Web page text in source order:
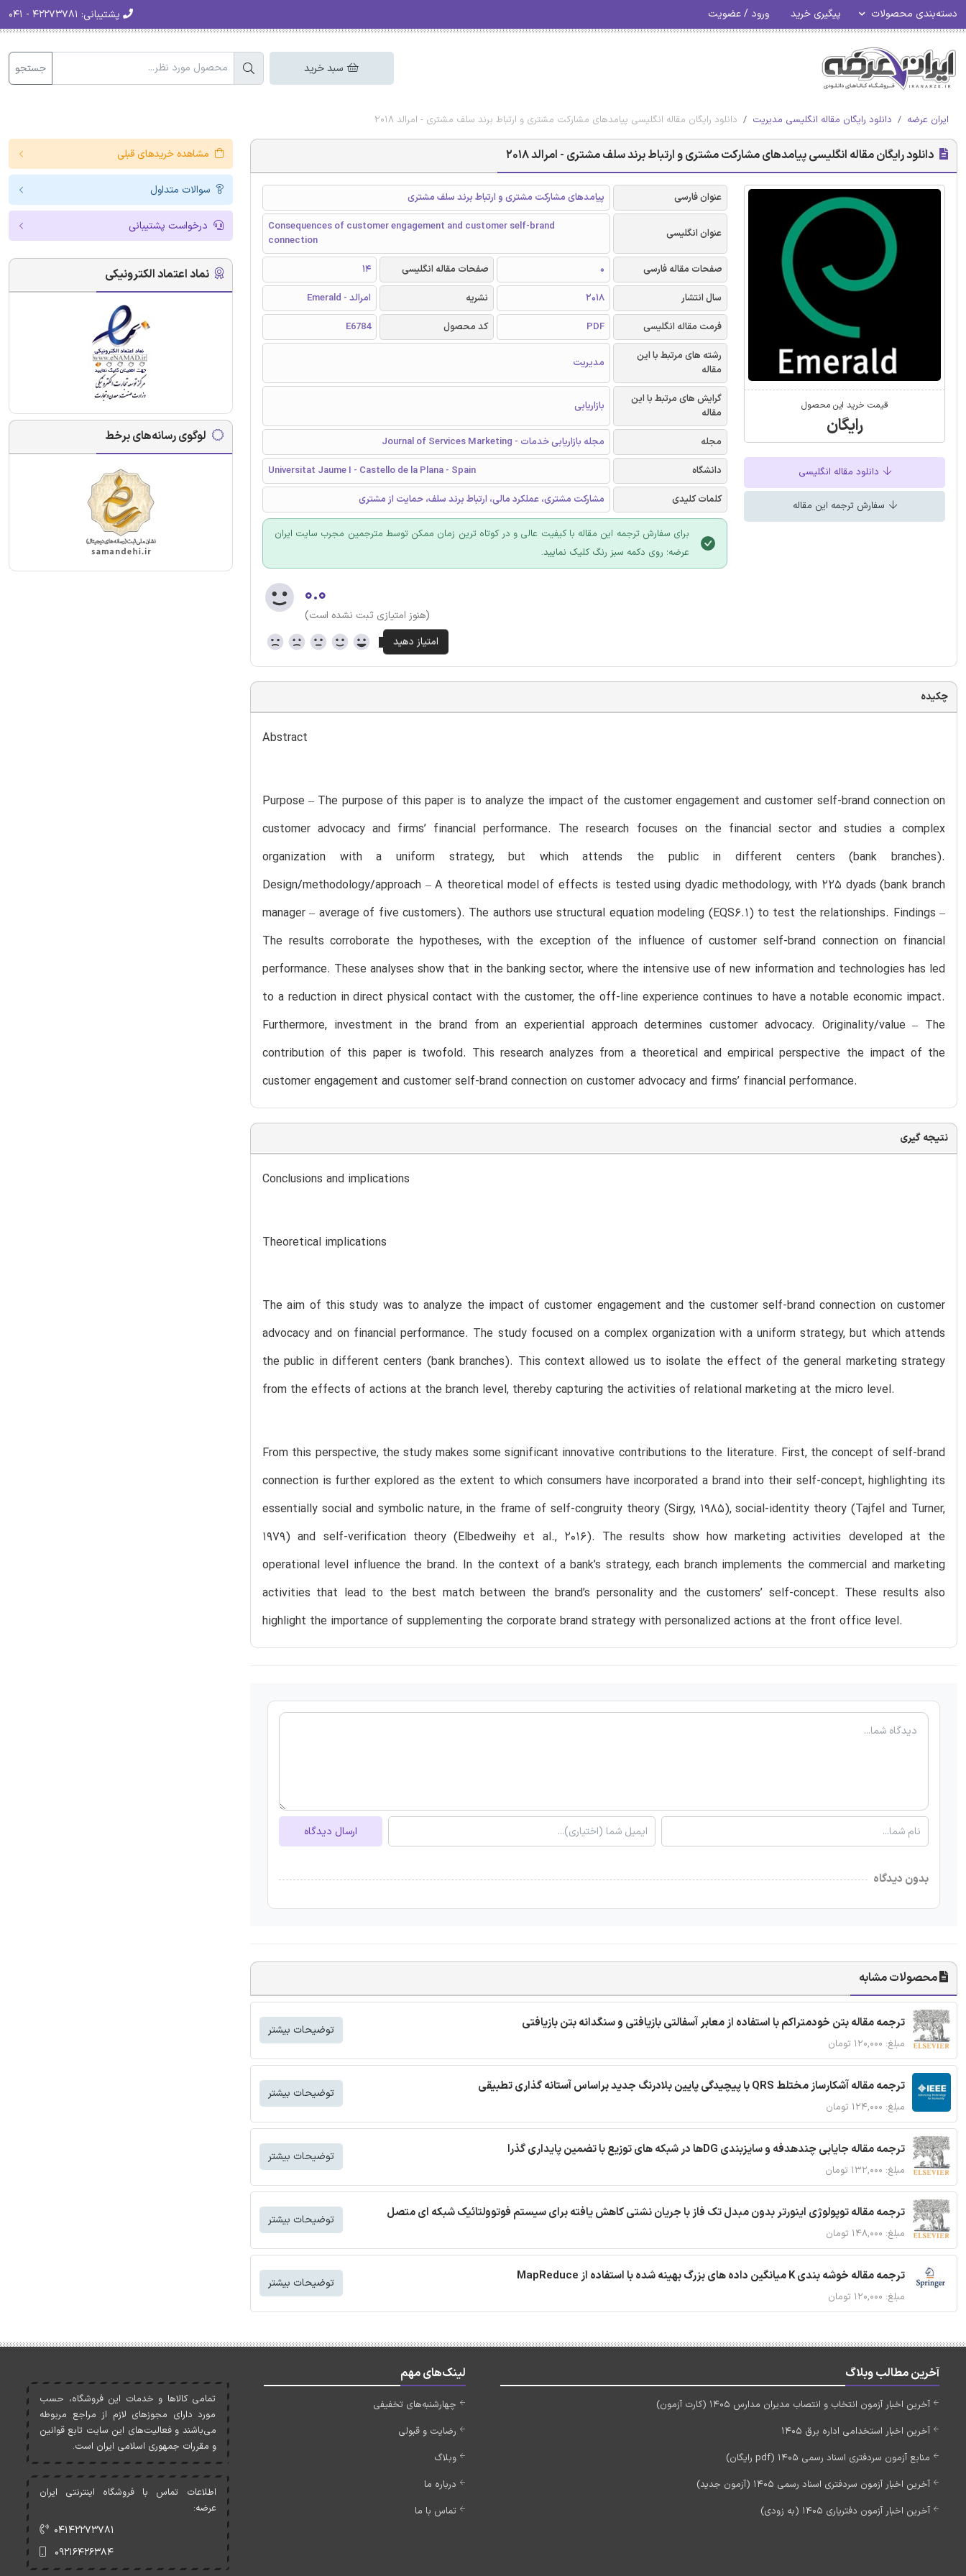
دسته‌بندی محصولات پیگیری خرید ورود / عضویت پشتیبانی:
سبد خرید جستجو
ایران عرضه دانلود رایگان مقاله انگلیسی مدیریت دانلود رایگان مقاله انگلیسی پیامدهای مشارکت مشتری و ارتباط برند سلف مشتری - امرالد 2018
دانلود رایگان مقاله انگلیسی پیامدهای مشارکت مشتری و ارتباط برند سلف مشتری - امرالد 2018
قیمت خرید این محصول
رایگان
دانلود مقاله انگلیسی
سفارش ترجمه این مقاله
عنوان فارسی پیامدهای مشارکت مشتری و ارتباط برند سلف مشتری
عنوان انگلیسی
Consequences of customer engagement and customer self-brand
connection
صفحات مقاله فارسی
0 صفحات مقاله انگلیسی
14
سال انتشار
2018 نشریه
امرالد - Emerald
فرمت مقاله انگلیسی
PDF کد محصول
E6784
رشته های مرتبط با این
مقاله
مدیریت
گرایش های مرتبط با این
مقاله
بازاریابی
مجله
مجله بازاریابی خدمات - Journal of Services Marketing
دانشگاه
Universitat Jaume I - Castello de la Plana - Spain
کلمات کلیدی
مشارکت مشتری، عملکرد مالی، ارتباط برند سلف، حمایت از مشتری
برای سفارش ترجمه این مقاله با کیفیت عالی و در کوتاه ترین زمان ممکن توسط مترجمین مجرب سایت ایران
عرضه؛ روی دکمه سبز رنگ کلیک نمایید.
۰.۰
(هنوز امتیازی ثبت نشده است)
چکیده
Abstract
Purpose – The purpose of this paper is to analyze the impact of the customer engagement and customer self-brand connection on
customer advocacy and firms’ financial performance. The research focuses on the financial sector and studies a complex
organization with a uniform strategy, but which attends the public in different centers (bank branches).
Design/methodology/approach – A theoretical model of effects is tested using dyadic methodology, with 225 dyads (bank branch
manager – average of five customers). The authors use structural equation modeling (EQS6.1) to test the relationships. Findings –
The results corroborate the hypotheses, with the exception of the influence of customer self-brand connection on financial
performance. These analyses show that in the banking sector, where the intensive use of new information and technologies has led
to a reduction in direct physical contact with the customer, the off-line experience continues to have a notable economic impact.
Furthermore, investment in the brand from an experiential approach determines customer advocacy. Originality/value – The
contribution of this paper is twofold. This research analyzes from a theoretical and empirical perspective the impact of the
customer engagement and customer self-brand connection on customer advocacy and firms’ financial performance.
نتیجه گیری
Conclusions and implications
Theoretical implications
The aim of this study was to analyze the impact of customer engagement and the customer self-brand connection on customer
advocacy and on financial performance. The study focused on a complex organization with a uniform strategy, but which attends
the public in different centers (bank branches). This context allowed us to isolate the effect of the general marketing strategy
from the effects of actions at the branch level, thereby capturing the activities of relational marketing at the micro level.
From this perspective, the study makes some significant innovative contributions to the literature. First, the concept of self-brand
connection is further explored as the extent to which consumers have incorporated a brand into their self-concept, highlighting its
essentially social and symbolic nature, in the frame of self-congruity theory (Sirgy, 1985), social-identity theory (Tajfel and Turner,
1979) and self-verification theory (Elbedweihy et al., 2016). The results show how marketing activities developed at the
operational level influence the brand. In the context of a bank’s strategy, each branch implements the commercial and marketing
activities that lead to the best match between the brand’s personality and the customers’ self-concept. These results also
highlight the importance of supplementing the corporate brand strategy with personalized actions at the front office level.
ارسال دیدگاه
بدون دیدگاه
محصولات مشابه
ترجمه مقاله بتن خودمتراکم با استفاده از معابر آسفالتی بازیافتی و سنگدانه بتن بازیافتی
مبلغ: ۱۲۰,۰۰۰ تومان
توضیحات بیشتر
ترجمه مقاله آشکارساز مختلط QRS با پیچیدگی پایین بلادرنگ جدید براساس آستانه گذاری تطبیقی
مبلغ: ۱۲۴,۰۰۰ تومان
توضیحات بیشتر
ترجمه مقاله جایابی چندهدفه و سایزبندی DGها در شبکه های توزیع با تضمین پایداری گذرا
مبلغ: ۱۳۲,۰۰۰ تومان
توضیحات بیشتر
ترجمه مقاله توپولوژی اینورتر بدون مبدل تک فاز با جریان نشتی کاهش یافته برای سیستم فوتوولتائیک شبکه ای متصل
مبلغ: ۱۴۸,۰۰۰ تومان
توضیحات بیشتر
ترجمه مقاله خوشه بندی K میانگین داده های بزرگ بهینه شده با استفاده از MapReduce
مبلغ: ۱۲۰,۰۰۰ تومان
توضیحات بیشتر
مشاهده خریدهای قبلی
سوالات متداول
درخواست پشتیبانی
نماد اعتماد الکترونیکی
لوگوی رسانه‌های برخط
آخرین مطالب وبلاگ
آخرین اخبار آزمون انتخاب و انتصاب مدیران مدارس 1405 (کارت آزمون)
آخرین اخبار استخدامی اداره برق 1405
منابع آزمون سردفتری اسناد رسمی 1405 (pdf رایگان)
آخرین اخبار آزمون سردفتری اسناد رسمی 1405 (آزمون جدید)
آخرین اخبار آزمون دفتریاری 1405 (به زودی)
لینک‌های مهم
چهارشنبه‌های تخفیفی
رضایت و قبولی
وبلاگ
درباره ما
تماس با ما
تمامی کالاها و خدمات اين فروشگاه، حسب
مورد دارای مجوزهای لازم از مراجع مربوطه
می‌باشند و فعاليت‌های اين سايت تابع قوانين
و مقررات جمهوری اسلامی ايران است.
اطلاعات تماس با فروشگاه اینترنتی ایران
عرضه:
۰۴۱۴۲۲۷۳۷۸۱
۰۹۲۱۶۴۲۶۳۸۴